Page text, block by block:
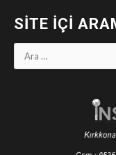
SITE İÇI
Arama: